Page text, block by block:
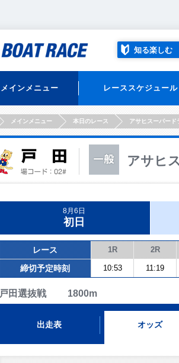
知る楽しむ
メインメニュー レーススケジュール
HOMEメインメニュー 本日のレース アサヒスーパード
アサヒ
8月6日
初日
レース 1R 2R
締切予定時刻 10:53 11:19
戸田選抜戦 1800m
出走表 オッズ